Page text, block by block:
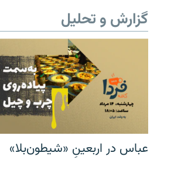
گزارش و تحلیل
عباس در اربعینِ «شیطون‌بلا»